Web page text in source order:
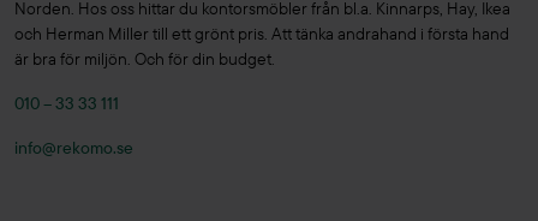
Norden. Hos oss hittar du kontorsmöbler från bl.a. Kinnarps, Hay, Ikea
och Herman Miller till ett grönt pris. Att tänka andrahand i första hand
är bra för miljön. Och för din budget.
010 – 33 33 111
info@rekomo.se